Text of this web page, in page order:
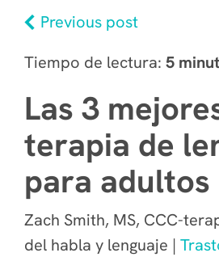
Previous post
Tiempo de lectura: 5
Las 3
terapia de
para adultos
Zach Smith, MS, CCC-
del habla y lenguaje |